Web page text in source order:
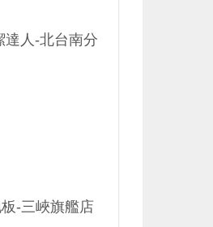
達人-北台南分
-三峽旗艦店